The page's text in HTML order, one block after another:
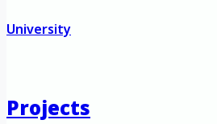
Projects